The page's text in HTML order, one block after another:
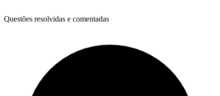
Questões resolvidas e comentadas